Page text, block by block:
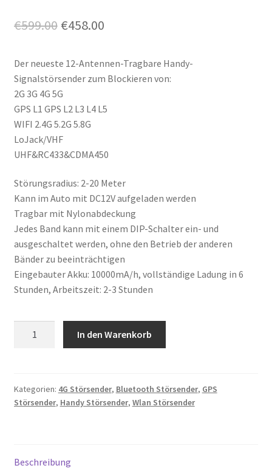
Sichere Zahlung
Versand und Rücksendungen
Warenkorb
€599.00 Ursprünglicher
war:
€599.00
€458.00Aktueller
ist:
Der neueste 12-Antennen-Tragbare Handy-
Signalstörsender zum Blockieren von:
2G 3G 4G 5G
GPS L1 GPS L2 L3 L4 L5
WIFI 2.4G 5.2G 5.8G
LoJack/VHF
UHF&RC433&CDMA450
Störungsradius: 2-20 Meter
Kann im Auto mit DC12V aufgeladen werden
Tragbar mit Nylonabdeckung
Jedes Band kann mit einem DIP-Schalter ein- und
ausgeschaltet werden, ohne den Betrieb der anderen
Bänder zu beeinträchtigen
Eingebauter Akku: 10000mA/h, vollständige Ladung in 6
Stunden, Arbeitszeit: 2-3 Stunden
3G
4G
UHF
In den Warenkorb
Kategorien: 4G Störsender, Bluetooth Störsender, GPS
Störsender, Handy Störsender, Wlan Störsender
Beschreibung